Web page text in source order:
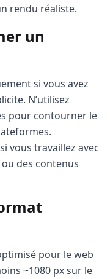
rendu réaliste.
un
si vous avez
N’utilisez
pour contourner le
vous travaillez avec
des contenus
pour le web
~1080 px sur le